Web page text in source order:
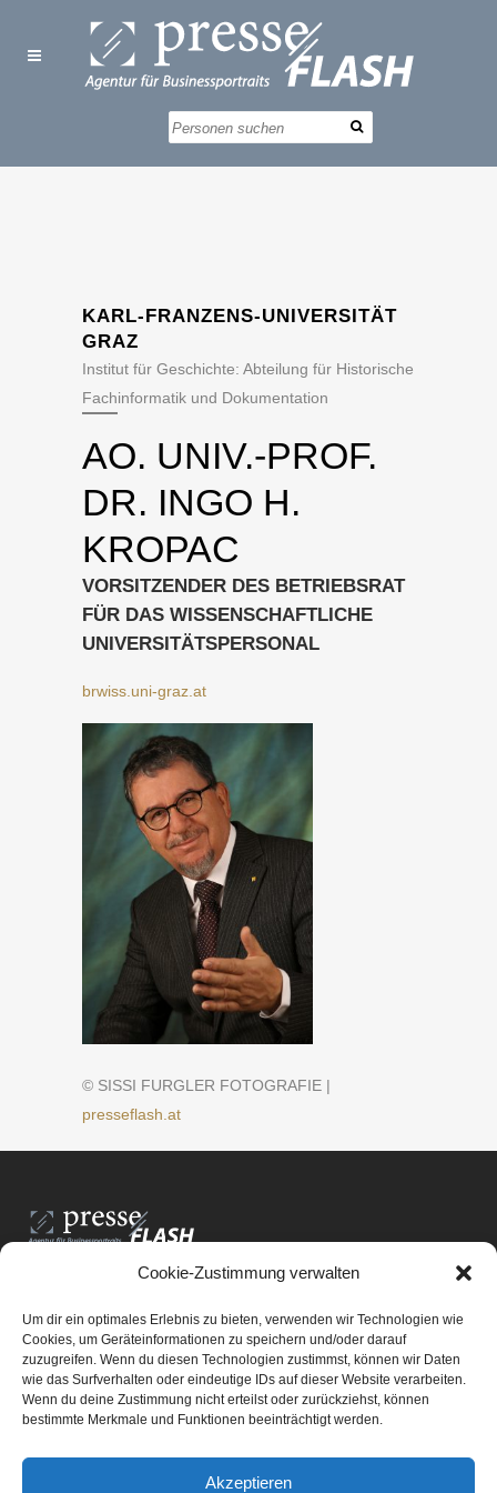
Cookie-Zustimmung verwalten
Um dir ein optimales Erlebnis zu bieten, verwenden wir Technologien wie
Cookies, um Geräteinformationen zu speichern und/oder darauf
zuzugreifen. Wenn du diesen Technologien zustimmst, können wir Daten
wie das Surfverhalten oder eindeutige IDs auf dieser Website verarbeiten.
Wenn du deine Zustimmung nicht erteilst oder zurückziehst, können
bestimmte Merkmale und Funktionen beeinträchtigt werden.
Akzeptieren
KARL-FRANZENS-UNIVERSITÄT
GRAZ
Institut für Geschichte: Abteilung für Historische
Fachinformatik und Dokumentation
AO. UNIV.-PROF.
DR. INGO H.
KROPAC
VORSITZENDER DES BETRIEBSRAT
FÜR DAS WISSENSCHAFTLICHE
UNIVERSITÄTSPERSONAL
brwiss.uni-graz.at
© SISSI FURGLER FOTOGRAFIE |
presseflash.at
PresseFlash e.U.
8061 St. Radegund bei Graz
E-Mail-Adresse:office@presseflash.at
UID-Nr. ATU 69512805